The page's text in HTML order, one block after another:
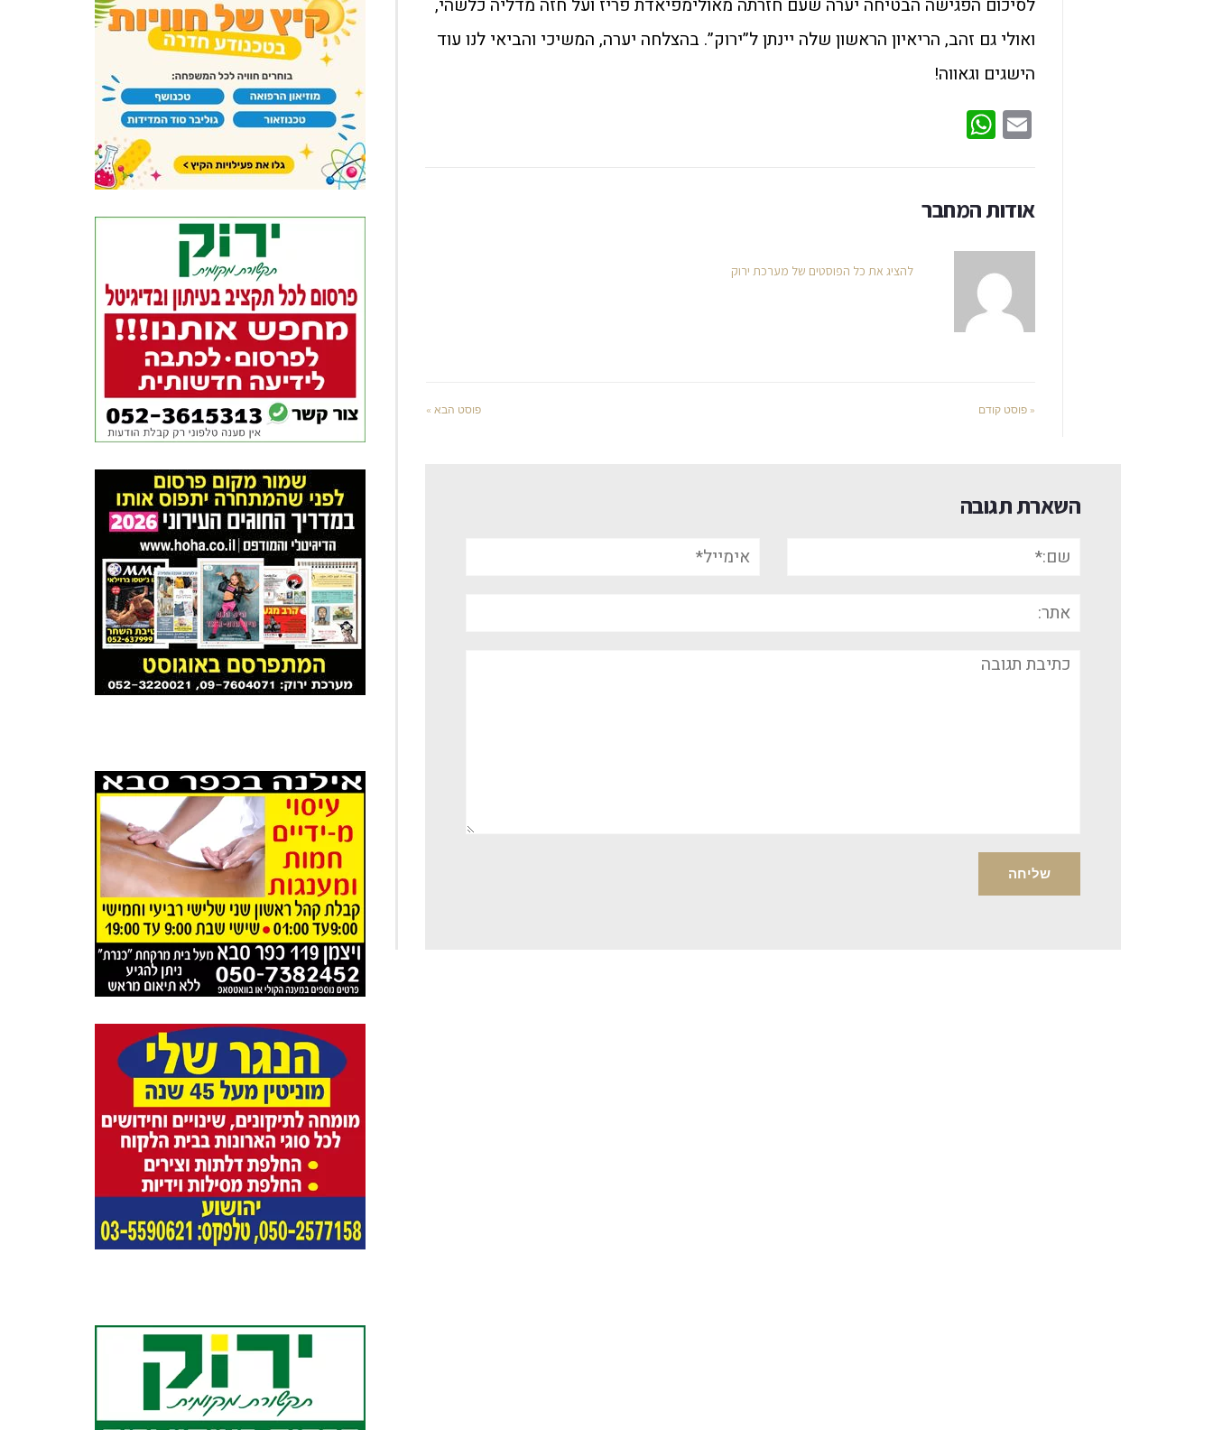
לסיכום הפגישה הבטיחה יערה שעם חזרתה מאולימפיאדת פריז ועל חזה מדליה כלשהי,
ואולי גם זהב, הריאיון הראשון שלה יינתן ל”ירוק”. בהצלחה יערה, המשיכי והביאי לנו עוד
הישגים וגאווה!
Email
אודות המחבר
להציג את כל הפוסטים של מערכת ירוק
« פוסט קודם פוסט הבא »
השארת תגובה
אימייל*
תגובה